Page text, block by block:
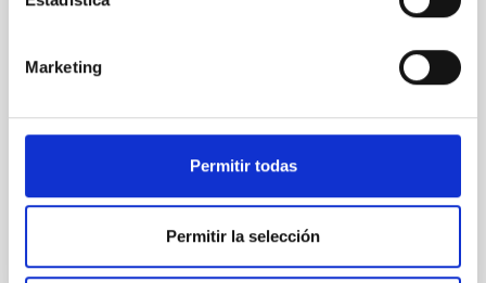
Marketing
Permitir todas
Permitir la selección
on planetary atmospheres remain largely
investigating the relationship between SMBH mass
at the
Waas, Jourdan et al.
NÚMERO DE CITAS 0